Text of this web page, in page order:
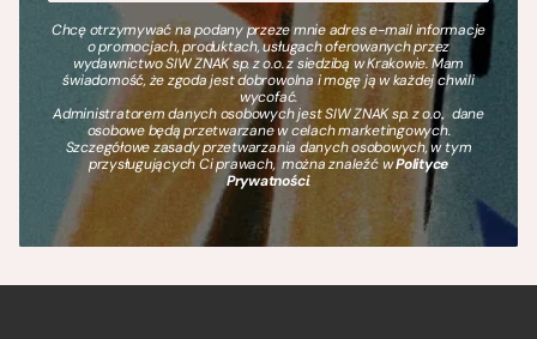
Chcę otrzymywać na podany przeze mnie adres e-mail informacje
o promocjach, produktach, usługach oferowanych przez
wydawnictwo SIW ZNAK sp. z o.o. z siedzibą w Krakowie. Mam
świadomość, że zgoda jest dobrowolna i mogę ją w każdej chwili
wycofać.
Administratorem danych osobowych jest SIW ZNAK sp. z o.o., dane
osobowe będą przetwarzane w celach marketingowych.
Szczegółowe zasady przetwarzania danych osobowych, w tym
przysługujących Ci prawach, można znaleźć wPolityce
Prywatności.